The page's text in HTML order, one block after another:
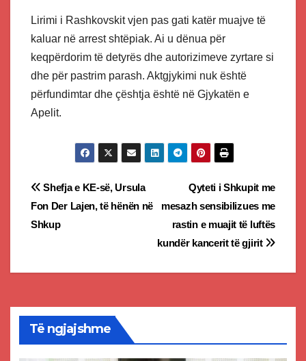
Lirimi i Rashkovskit vjen pas gati katër muajve të
kaluar në arrest shtëpiak. Ai u dënua për
keqpërdorim të detyrës dhe autorizimeve zyrtare si
dhe për pastrim parash. Aktgjykimi nuk është
përfundimtar dhe çështja është në Gjykatën e
Apelit.
Post
navigation
Qyteti i Shkupit me
mesazh sensibilizues me
rastin e muajit të luftës
kundër kancerit të gjirit
Shefja e KE-së, Ursula
Fon Der Lajen, të hënën në
Shkup
Të ngjajshme